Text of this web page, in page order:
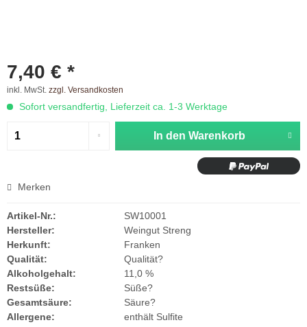
7,40 € *
inkl. MwSt. zzgl. Versandkosten
Sofort versandfertig, Lieferzeit ca. 1-3 Werktage
In den Warenkorb
Merken
Artikel-Nr.:
SW10001
Hersteller:
Weingut Streng
Herkunft:
Franken
Qualität:
Qualität?
Alkoholgehalt:
11,0 %
Restsüße:
Süße?
Gesamtsäure:
Säure?
Allergene:
enthält Sulfite